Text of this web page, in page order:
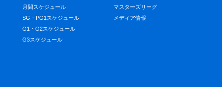
月間スケジュール
SG・PG1スケジュール
G1・G2スケジュール
G3スケジュール
マスターズリーグ
メディア情報